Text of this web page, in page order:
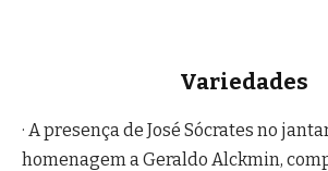
Variedades
· A presença de José Sócrates no
homenagem a Geraldo Alckmin,